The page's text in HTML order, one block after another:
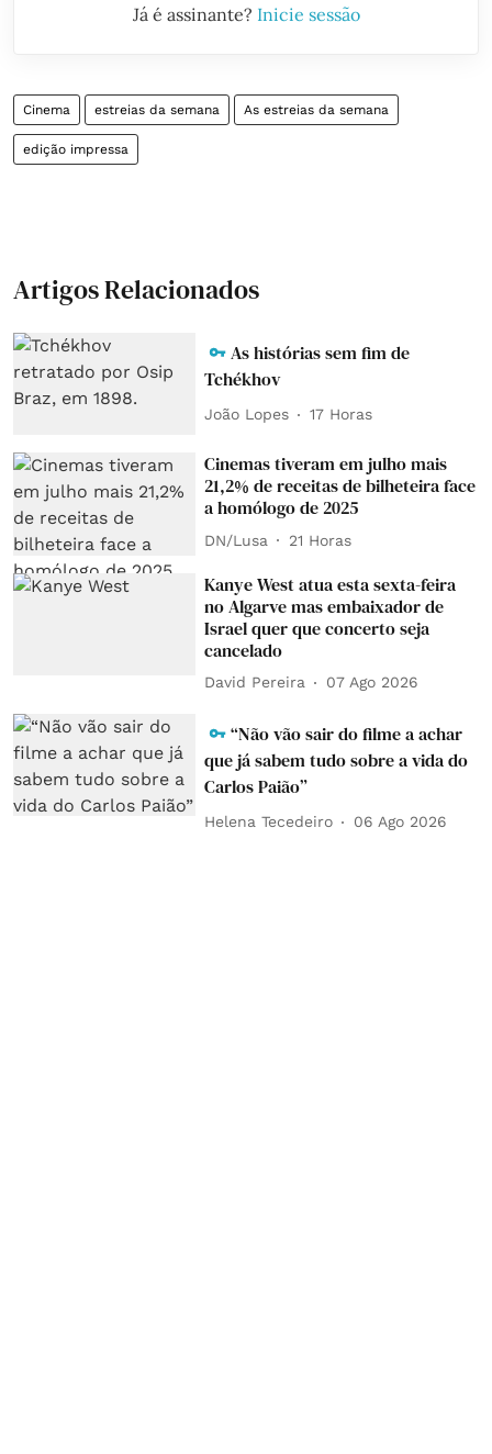
Já é assinante? Inicie sessão
Cinema estreias da semana As estreias da semana
edição impressa
Artigos Relacionados
As histórias sem fim de
Tchékhov
João Lopes 17 Horas
Cinemas tiveram em julho mais
21,2% de receitas de bilheteira face
a homólogo de 2025
DN/Lusa 21 Horas
Kanye West atua esta sexta-feira
no Algarve mas embaixador de
Israel quer que concerto seja
cancelado
David Pereira 07 Ago 2026
“Não vão sair do filme a achar
que já sabem tudo sobre a vida do
Carlos Paião”
Helena Tecedeiro 06 Ago 2026